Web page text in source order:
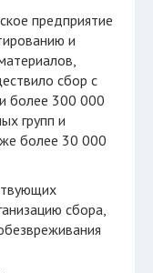
и
сбор с
более 300 000
групп и
более 30 000
сбора,